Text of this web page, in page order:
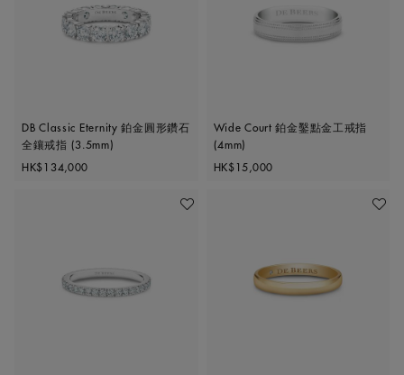
DB Classic Eternity 鉑金圓形鑽石
全鑲戒指 (3.5mm)
Original price
HK$134,000
Wide Court 鉑金鑿點金工戒指
(4mm)
Original price
HK$15,000
加入喜愛清單 加入喜